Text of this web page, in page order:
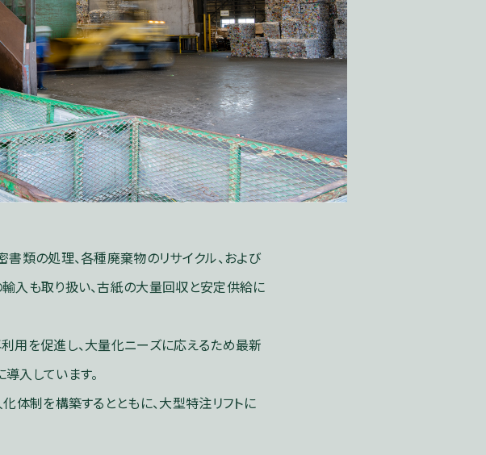
類の処理、各種廃棄物のリサイクル、および
入も取り扱い、古紙の大量回収と安定供給に
用を促進し、大量化ニーズに応えるため最新
入しています。
体制を構築するとともに、大型特注リフトに